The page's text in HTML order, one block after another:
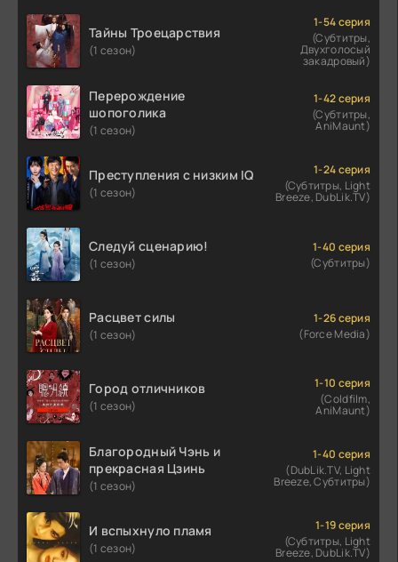
Тайны Троецарствия
(1 сезон)
1-54 серия
(Субтитры,
Двухголосый
закадровый)
Перерождение
шопоголика
(1 сезон)
1-42 серия
(Субтитры,
AniMaunt)
Преступления с низким IQ
(1 сезон)
1-24 серия
(Субтитры, Light
Breeze, DubLik.TV)
Следуй сценарию!
(1 сезон)
1-40 серия
(Субтитры)
Расцвет силы
(1 сезон)
1-26 серия
(Force Media)
Город отличников
(1 сезон)
1-10 серия
(Coldfilm,
AniMaunt)
Благородный Чэнь и
прекрасная Цзинь
(1 сезон)
1-40 серия
(DubLik.TV, Light
Breeze, Субтитры)
И вспыхнуло пламя
(1 сезон)
1-19 серия
(Субтитры, Light
Breeze, DubLik.TV)